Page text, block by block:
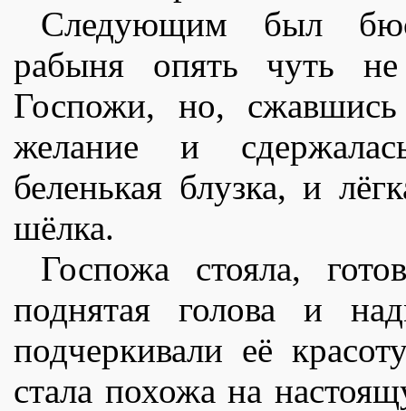
Следующим был
рабыня опять чуть
Госпожи, но, сжавшись
желание и
беленькая блузка, и
шëлка.
Госпожа стояла,
поднятая голова и
подчеркивали еë
стала похожа на